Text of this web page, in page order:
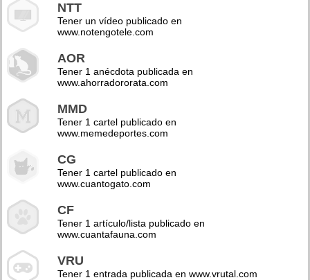
NTT
Tener un vídeo publicado en
www.notengotele.com
AOR
Tener 1 anécdota publicada en
www.ahorradororata.com
MMD
Tener 1 cartel publicado en
www.memedeportes.com
CG
Tener 1 cartel publicado en
www.cuantogato.com
CF
Tener 1 artículo/lista publicado en
www.cuantafauna.com
VRU
Tener 1 entrada publicada en www.vrutal.com